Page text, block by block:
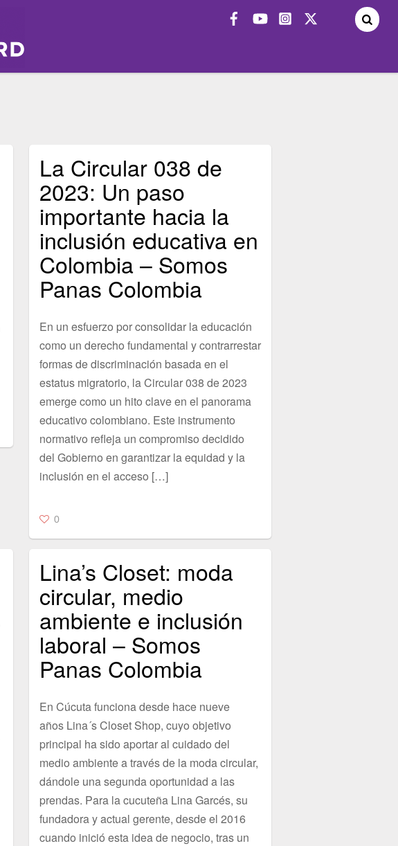
La Circular 038 de
2023: Un paso
importante hacia la
inclusión educativa en
Colombia – Somos
Panas Colombia
En un esfuerzo por consolidar la educación
como un derecho fundamental y contrarrestar
formas de discriminación basada en el
estatus migratorio, la Circular 038 de 2023
emerge como un hito clave en el panorama
educativo colombiano. Este instrumento
normativo refleja un compromiso decidido
del Gobierno en garantizar la equidad y la
inclusión en el acceso […]
0
Lina’s Closet: moda
circular, medio
ambiente e inclusión
laboral – Somos
Panas Colombia
En Cúcuta funciona desde hace nueve
años Lina´s Closet Shop, cuyo objetivo
principal ha sido aportar al cuidado del
medio ambiente a través de la moda circular,
dándole una segunda oportunidad a las
prendas. Para la cucuteña Lina Garcés, su
fundadora y actual gerente, desde el 2016
cuando inició esta idea de negocio, tras un